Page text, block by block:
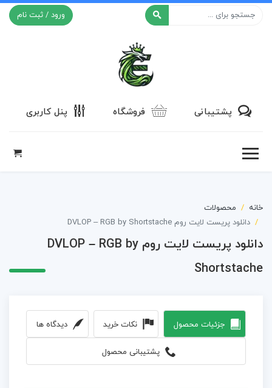
ورود / ثبت نام
پشتیبانی فروشگاه پنل کاربری
خانه
محصولات
دانلود پریست لایت روم DVLOP – RGB by Shortstache
دانلود پریست لایت روم DVLOP – RGB by
Shortstache
جزئیات محصول نکات خرید دیدگاه ها
پشتیبانی محصول